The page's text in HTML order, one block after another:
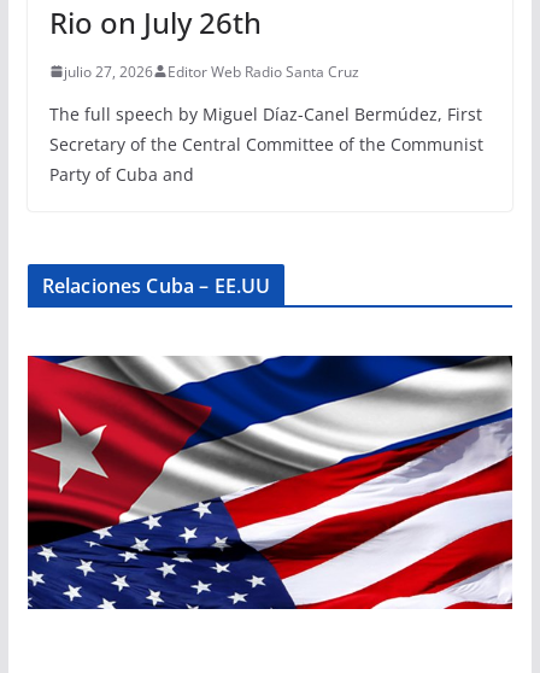
Rio on July 26th
julio 27, 2026 Editor Web Radio Santa Cruz
The full speech by Miguel Díaz-Canel Bermúdez, First
Secretary of the Central Committee of the Communist
Party of Cuba and
Relaciones Cuba – EE.UU